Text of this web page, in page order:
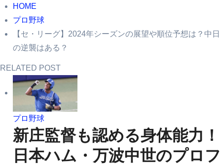
HOME
プロ野球
【セ・リーグ】2024年シーズンの展望や順位予想は？中日
の逆襲はある？
RELATED POST
プロ野球
新庄監督も認める身体能力！
日本ハム・万波中世のプロフ